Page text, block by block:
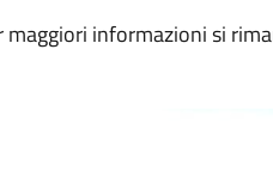
maggiori informazioni si